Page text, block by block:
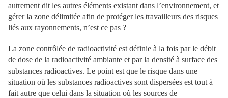
autrement dit les autres éléments existant dans l’environnement, et
gérer la zone délimitée afin de protéger les travailleurs des risques
liés aux rayonnements, n’est ce pas ?
La zone contrôlée de radioactivité est définie à la fois par le débit
de dose de la radioactivité ambiante et par la densité à surface des
substances radioactives. Le point est que le risque dans une
situation où les substances radioactives sont dispersées est tout à
fait autre que celui dans la situation où les sources de